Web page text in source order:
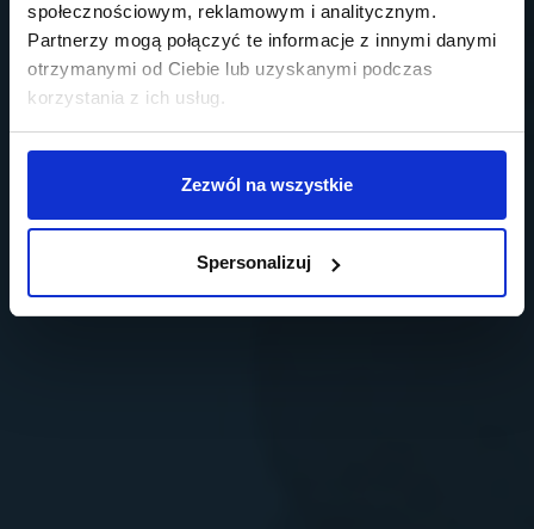
społecznościowym, reklamowym i analitycznym.
Partnerzy mogą połączyć te informacje z innymi danymi
otrzymanymi od Ciebie lub uzyskanymi podczas
korzystania z ich usług.
Zezwól na wszystkie
Spersonalizuj